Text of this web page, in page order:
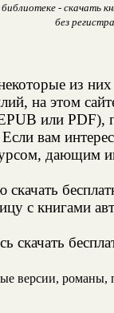
- скачать
без
из
на этом
или PDF),
вам
дающим
с книгами
скачать
романы,